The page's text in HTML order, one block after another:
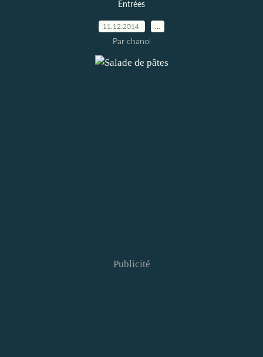
Entrées
11.12.2014
Par chanol
Publicité